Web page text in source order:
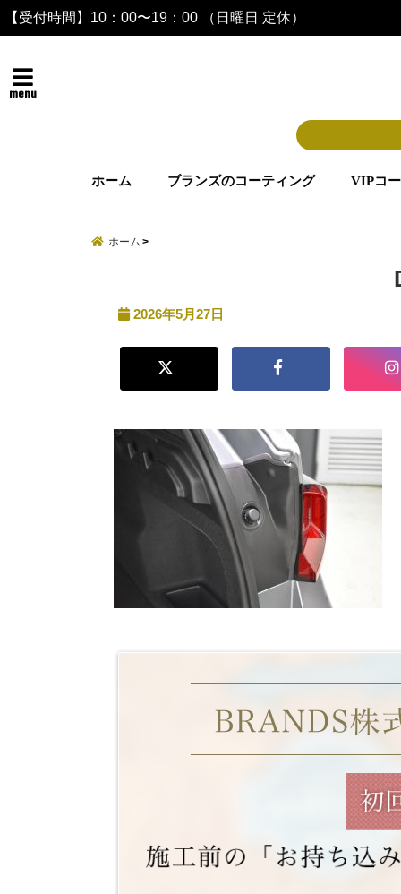
【受付時間】10：00〜19：00 （日曜日 定休）
menu
ホーム ブランズのコーティング VIPコ
ホーム
2026年5月27日